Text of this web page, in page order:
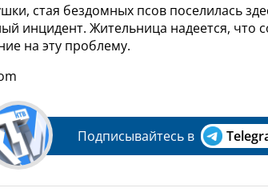
стая бездомных псов поселилась
инцидент. Жительница надеется, что
на эту проблему.
Подписывайтесь в